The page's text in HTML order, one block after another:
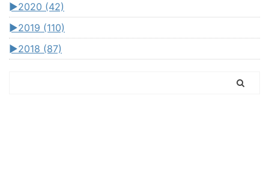
►2020 (42)
►2019 (110)
►2018 (87)